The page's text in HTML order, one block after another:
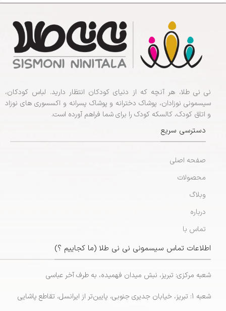
نی نی طلا، هر آنچه که از دنیای کودکان انتظار دارید. لباس کودکان،
سیسمونی نوزادان، پوشاک دخترانه و پوشاک پسرانه و اکسسوری های نوزاد
و اتاق کودک، کالسکه کودک را برای شما فراهم آورده است.
دسترسی سریع
صفحه اصلی
محصولات
وبلاگ
درباره
تماس با
اطلاعات تماس سیسمونی نی نی طلا (ما کجاییم ؟)
شعبه مرکزی: تبریز، نبش میدان فهمیده، به طرف آخر عباسی
شعبه 1: تبریز، خیابان جدیری جنوبی، پایین‌تر از ایرانسل، تقاطع پاشایی